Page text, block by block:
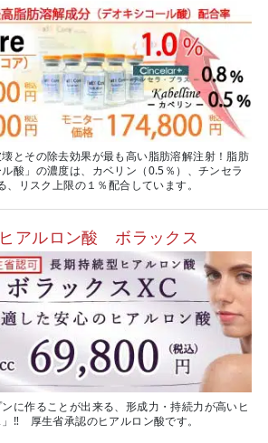
とその除去効果が最も高い脂肪溶解注射！脂肪
酸」の濃度は、カベリン（0.5％）、チンセラ
リスク上限の１％配合しています。
アルロン酸 ボラックス
に作ることが出来る、形成力・持続力が高いヒ
‼ 厚生省承認のヒアルロン酸です。